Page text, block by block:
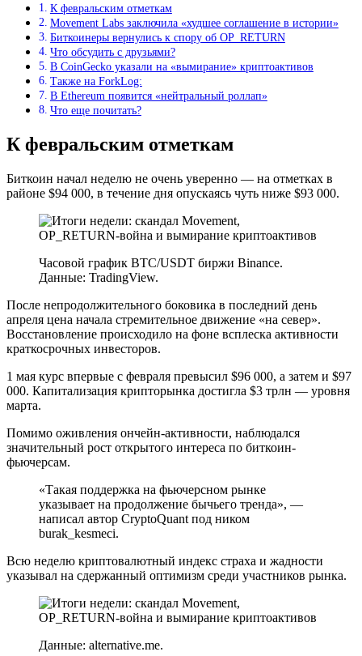
К февральским отметкам
Movement Labs заключила «худшее соглашение в истории»
Биткоинеры вернулись к спору об OP_RETURN
Что обсудить с друзьями?
В CoinGecko указали на «вымирание» криптоактивов
Также на ForkLog:
В Ethereum появится «нейтральный роллап»
Что еще почитать?
К февральским отметкам
Биткоин начал неделю не очень уверенно — на отметках в
районе $94 000, в течение дня опускаясь чуть ниже $93 000.
Часовой график BTC/USDT биржи Binance.
Данные: TradingView.
После непродолжительного боковика в последний день
апреля цена начала стремительное движение «на север».
Восстановление происходило на фоне всплеска активности
краткосрочных инвесторов.
1 мая курс впервые с февраля превысил $96 000, а затем и $97
000. Капитализация крипторынка достигла $3 трлн — уровня
марта.
Помимо оживления ончейн-активности, наблюдался
значительный рост открытого интереса по биткоин-
фьючерсам.
«Такая поддержка на фьючерсном рынке
указывает на продолжение бычьего тренда», —
написал автор CryptoQuant под ником
burak_kesmeci.
Всю неделю криптовалютный индекс страха и жадности
указывал на сдержанный оптимизм среди участников рынка.
Данные: alternative.me.